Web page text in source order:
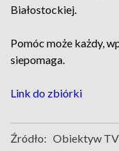
Białostockiej.
Pomóc może każdy,
siepomaga.
Link do zbiórki
Źródło: Obiektyw